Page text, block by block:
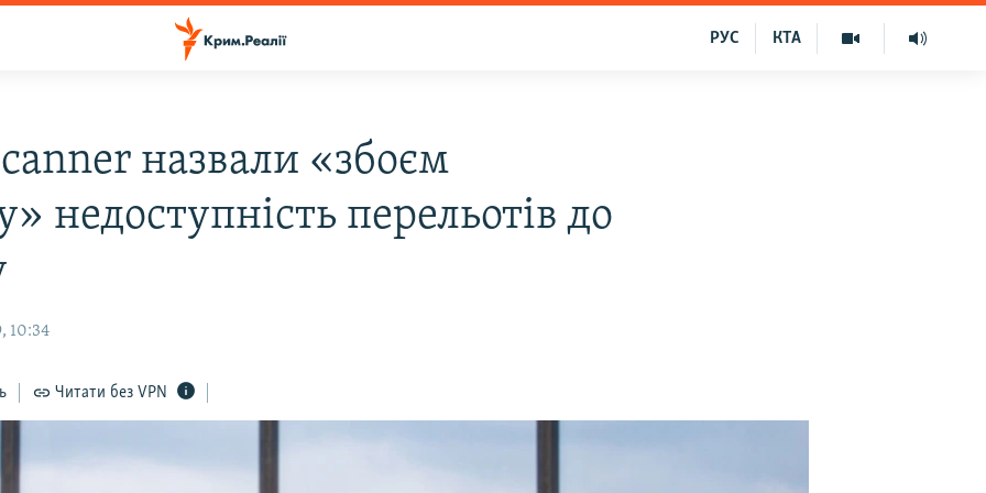
КТА
РУС
назвали «збоєм
недоступність перельотів до
10:34
Читати без VPN